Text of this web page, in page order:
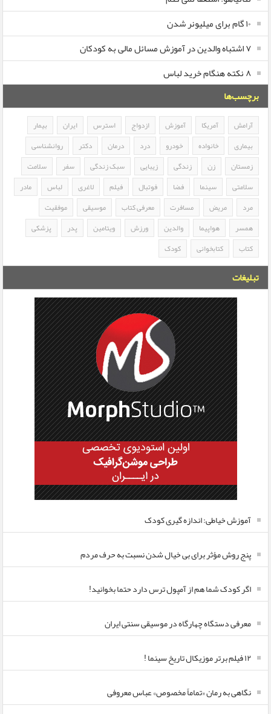
۱۰ گام برای میلیونر شدن
۷ اشتباه والدین در آموزش مسائل مالی به کودکان
۸ نکته هنگام خرید لباس
برچسب‌ها
آرامش آمریکا آموزش ازدواج استرس ایران
بیمار
بیماری
خانواده خودرو درد درمان دکتر
روانشناسی
زمستان
زن زندگی زیبایی سبک زندگی سفر
سلامت
سلامتی
سینما فضا فوتبال فیلم لاغری لباس
مادر
مرد
مریض مسافرت معرفی کتاب موسیقی
موفقیت
همسر
هواپیما والدین ورزش ویتامین پدر
پزشکی
کتاب
کتابخوانی کودک
تبلیغات
آموزش خیاطی: اندازه گیری کودک
پنج روش مؤثر برای بی خیال شدن نسبت به حرف مردم
اگر کودک شما هم از آمپول ترس دارد حتما بخوانید!
معرفی دستگاه چهارگاه در موسیقی سنتی ایران
۱۲ فیلم برتر موزیکال تاریخ سینما !
نگاهی به رمان «تماماً مخصوص» عباس معروفی